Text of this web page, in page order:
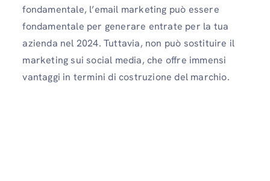
fondamentale, l’email marketing può essere
fondamentale per generare entrate per la tua
azienda nel 2024. Tuttavia, non può sostituire il
marketing sui social media, che offre immensi
vantaggi in termini di costruzione del marchio.